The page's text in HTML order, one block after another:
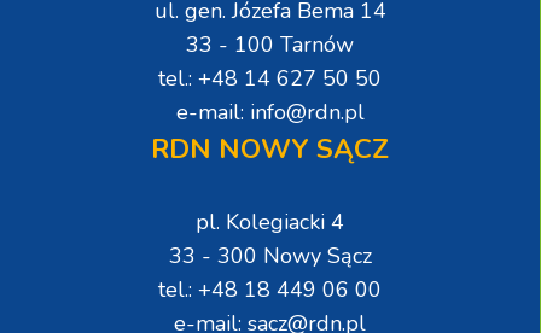
ul. gen. Józefa Bema 14
33 - 100 Tarnów
tel.: +48 14 627 50 50
e-mail: info@rdn.pl
RDN NOWY SĄCZ
pl. Kolegiacki 4
33 - 300 Nowy Sącz
tel.: +48 18 449 06 00
e-mail: sacz@rdn.pl